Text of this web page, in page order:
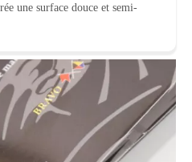
une surface douce et semi-